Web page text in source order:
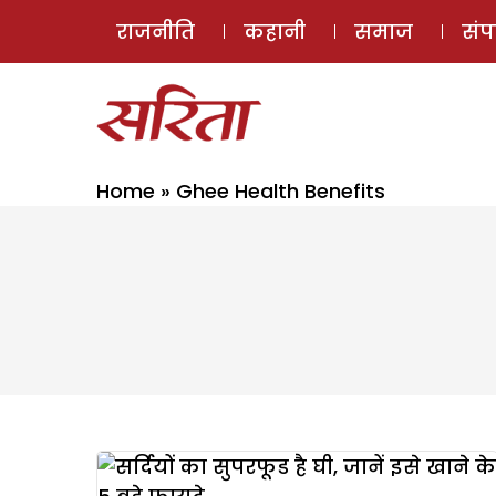
राजनीति कहानी समाज
Home » Ghee Health Benefits